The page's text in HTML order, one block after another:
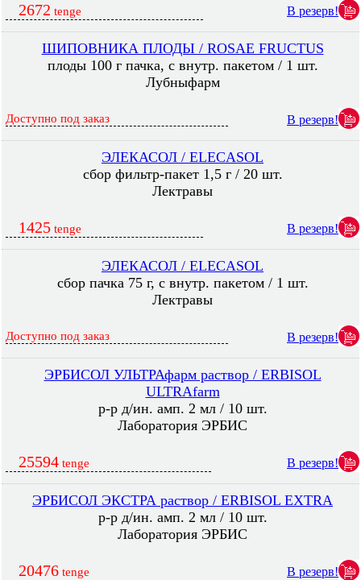
2672 tenge В резерв!
ШИПОВНИКА ПЛОДЫ / ROSAE FRUCTUS
плоды 100 г пачка, с внутр. пакетом / 1 шт.
Лубныфарм
Доступно под заказ В резерв!
ЭЛЕКАСОЛ / ELECASOL
сбор фильтр-пакет 1,5 г / 20 шт.
Лектравы
1425 tenge В резерв!
ЭЛЕКАСОЛ / ELECASOL
сбор пачка 75 г, с внутр. пакетом / 1 шт.
Лектравы
Доступно под заказ В резерв!
ЭРБИСОЛ УЛЬТРАфарм раствор / ERBISOL
ULTRAfarm
р-р д/ин. амп. 2 мл / 10 шт.
Лаборатория ЭРБИС
25594 tenge В резерв!
ЭРБИСОЛ ЭКСТРА раствор / ERBISOL EXTRA
р-р д/ин. амп. 2 мл / 10 шт.
Лаборатория ЭРБИС
20476 tenge В резерв!